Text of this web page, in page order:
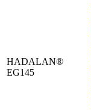
HADALAN®
EG145